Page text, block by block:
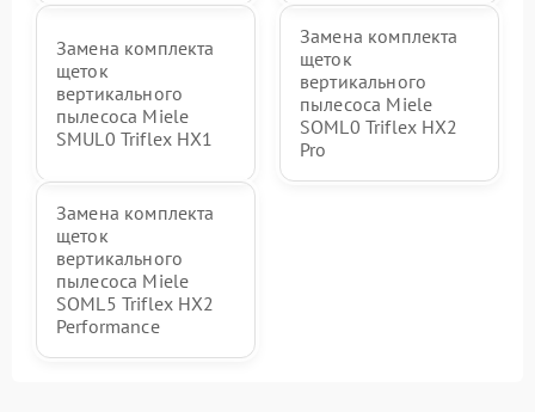
Замена комплекта
щеток
вертикального
пылесоса Miele
SMUL0 Triflex HX1
Замена комплекта
щеток
вертикального
пылесоса Miele
SOML0 Triflex HX2
Pro
Замена комплекта
щеток
вертикального
пылесоса Miele
SOML5 Triflex HX2
Performance